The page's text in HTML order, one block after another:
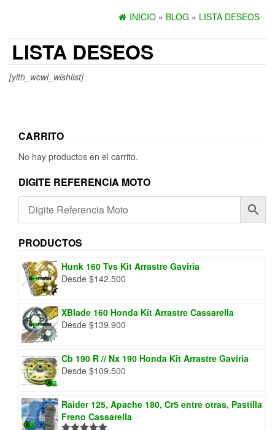
INICIO » BLOG » LISTA DESEOS
LISTA DESEOS
[yith_wcwl_wishlist]
CARRITO
No hay productos en el carrito.
DIGITE REFERENCIA MOTO
PRODUCTOS
Hunk 160 Tvs Kit Arrastre Gaviria
Desde $142.500
XBlade 160 Honda Kit Arrastre Cassarella
Desde $139.900
Cb 190 R // Nx 190 Honda Kit Arrastre Gaviria
Desde $109.500
Raider 125, Apache 180, Cr5 entre otras, Pastilla
Freno Cassarella